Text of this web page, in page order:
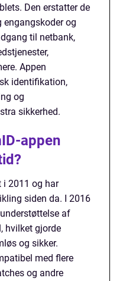
Den erstatter de
og
til netbank,
Appen
identifikation,
og
sikkerhed.
appen
i 2011 og har
siden da. I 2016
af
hvilket gjorde
og sikker.
med flere
og andre